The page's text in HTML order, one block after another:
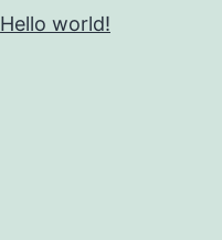
Hello world!